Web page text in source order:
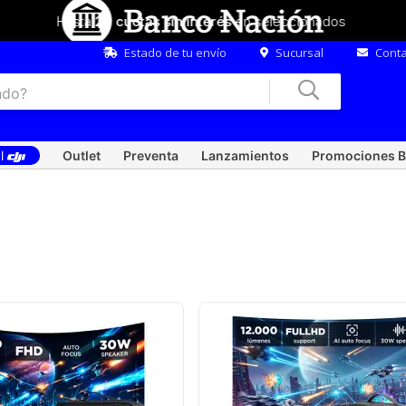
Hasta 20 cuotas sin interésen seleccionados
Estado de tu envío Sucursal
Outlet Preventa Lanzamientos Promociones